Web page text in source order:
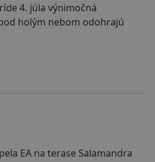
4. júla výnimočná
holým nebom odohrajú